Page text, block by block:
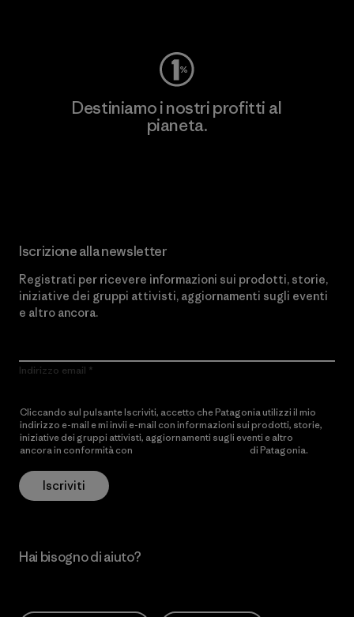
Destiniamo i nostri profitti al
pianeta.
Iscrizione alla newsletter
Registrati per ricevere informazioni sui prodotti, storie,
iniziative dei gruppi attivisti, aggiornamenti sugli eventi
e altro ancora.
Indirizzo email
Cliccando sul pulsante Iscriviti, accetto che Patagonia utilizzi il mio
indirizzo e-mail e mi invii e-mail con informazioni sui prodotti, storie,
iniziative dei gruppi attivisti, aggiornamenti sugli eventi e altro
ancora in conformità con
di Patagonia.
Iscriviti
Hai bisogno di aiuto?